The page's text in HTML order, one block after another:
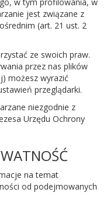
jest związane z
(art. 21 ust. 2
ze swoich praw.
przez nas plików
możesz wyrazić
przeglądarki.
niezgodnie z
Urzędu Ochrony
na temat
od podejmowanych